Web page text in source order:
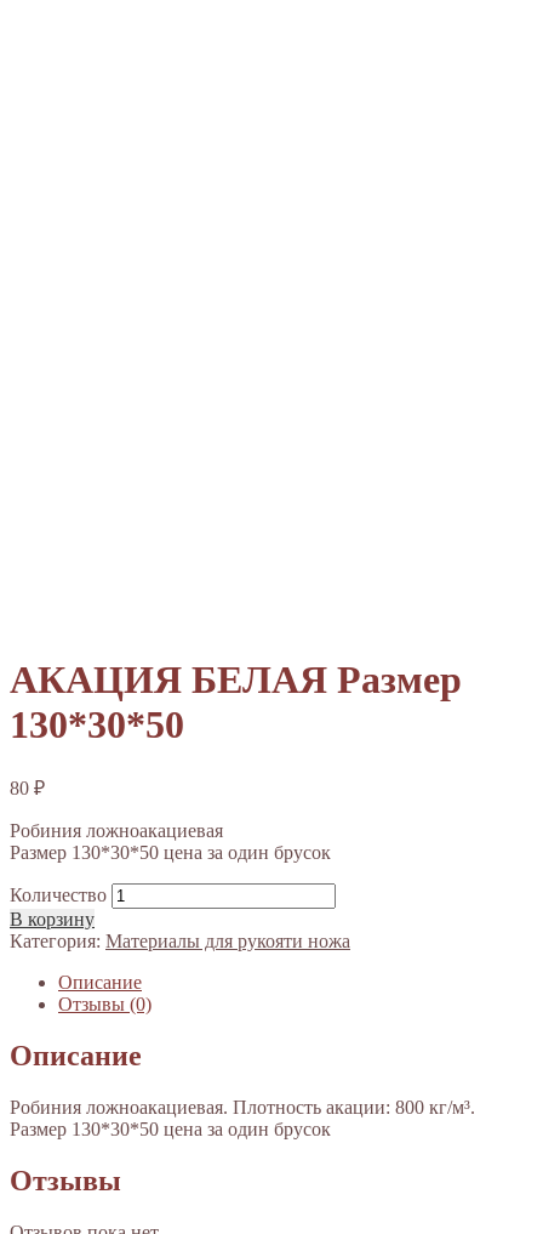
АКАЦИЯ БЕЛАЯ Размер
130*30*50
80 ₽
Робиния ложноакациевая
Размер 130*30*50 цена за один брусок
Количество
В корзину
Категория: Материалы для рукояти ножа
Описание
Отзывы (0)
Описание
Робиния ложноакациевая. Плотность акации: 800 кг/м³.
Размер 130*30*50 цена за один брусок
Отзывы